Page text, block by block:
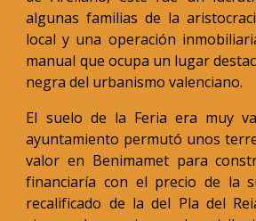
algunas familias de la
local y una operación
manual que ocupa un lugar
negra del urbanismo valenciano.
El suelo de la Feria era muy
ayuntamiento permutó unos
valor en Benimamet para
financiaría con el precio de la
recalificado de la del Pla del